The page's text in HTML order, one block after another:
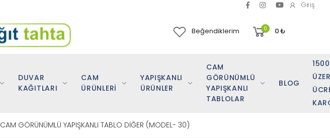
Giriş
Beğendiklerim 0 0₺
DUVAR
KAĞITLARI
CAM
ÜRÜNLERİ
YAPIŞKANLI
ÜRÜNLER
CAM
GÖRÜNÜMLÜ
YAPIŞKANLI
TABLOLAR
BLOG
CAM GÖRÜNÜMLÜ YAPIŞKANLI TABLO DİĞER (MODEL- 30)